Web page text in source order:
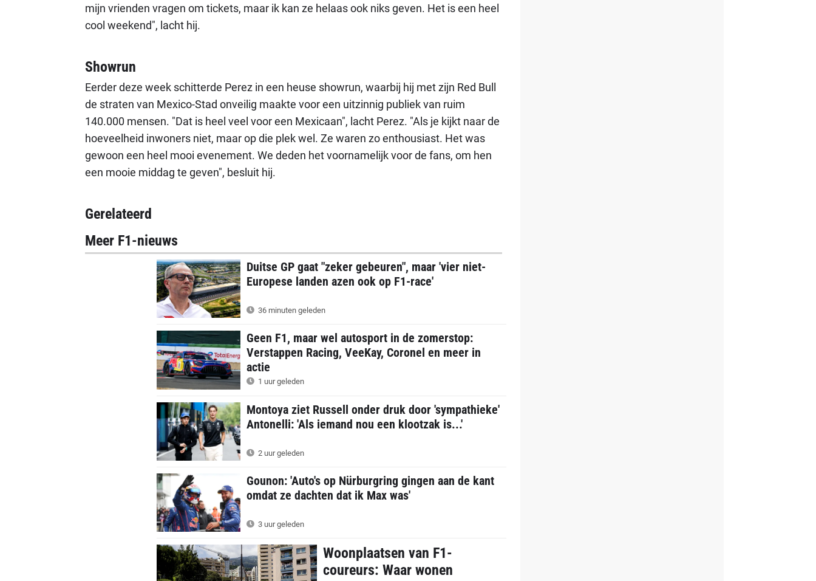
mijn vrienden vragen om tickets, maar ik kan ze helaas ook niks geven. Het is een heel
cool weekend", lacht hij.
Showrun
Eerder deze week schitterde Perez in een heuse showrun, waarbij hij met zijn Red Bull
de straten van Mexico-Stad onveilig maakte voor een uitzinnig publiek van ruim
140.000 mensen. "Dat is heel veel voor een Mexicaan", lacht Perez. "Als je kijkt naar de
hoeveelheid inwoners niet, maar op die plek wel. Ze waren zo enthousiast. Het was
gewoon een heel mooi evenement. We deden het voornamelijk voor de fans, om hen
een mooie middag te geven", besluit hij.
Gerelateerd
Meer F1-nieuws
Duitse GP gaat "zeker gebeuren", maar 'vier niet-
Europese landen azen ook op F1-race'
36 minuten geleden
Geen F1, maar wel autosport in de zomerstop:
Verstappen Racing, VeeKay, Coronel en meer in
actie
1 uur geleden
Montoya ziet Russell onder druk door 'sympathieke'
Antonelli: 'Als iemand nou een klootzak is...'
2 uur geleden
Gounon: 'Auto's op Nürburgring gingen aan de kant
omdat ze dachten dat ik Max was'
3 uur geleden
Woonplaatsen van F1-
coureurs: Waar wonen